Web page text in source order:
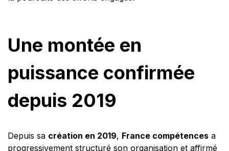
Une montée en
puissance confirmée
depuis 2019
Depuis sa création en 2019, France compétences a
progressivement structuré son organisation et affirmé